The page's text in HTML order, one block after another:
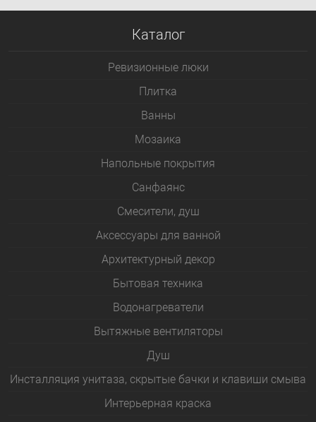
Каталог
Ревизионные люки
Плитка
Bанны
Мозаика
Напольные покрытия
Санфаянс
Смесители, душ
Аксессуары для ванной
Архитектурный декор
Бытовая техника
Водонагреватели
Вытяжные вентиляторы
Душ
Инсталляция унитаза, скрытые бачки и клавиши смыва
Интерьерная краска